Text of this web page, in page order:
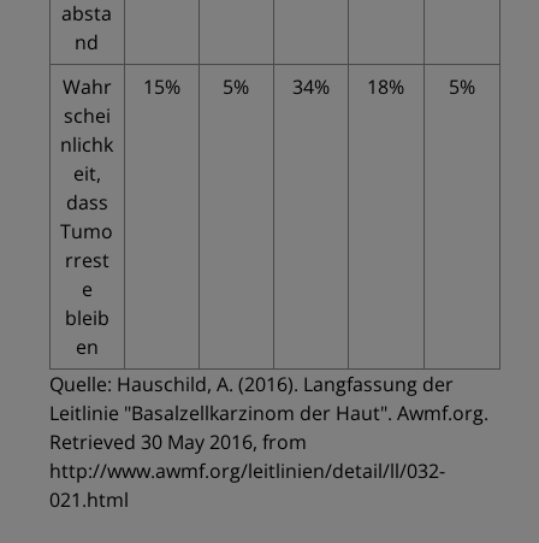
absta
nd
Wahr
schei
nlichk
eit,
dass
Tumo
rrest
e
bleib
en
15% 5% 34% 18% 5%
Quelle: Hauschild, A. (2016). Langfassung der
Leitlinie "Basalzellkarzinom der Haut". Awmf.org.
Retrieved 30 May 2016, from
http://www.awmf.org/leitlinien/detail/ll/032-
021.html